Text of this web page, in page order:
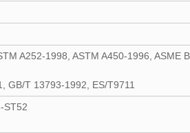
A252-1998, ASTM A450-1996, ASME
GB/T 13793-1992, ES/T9711
ST52